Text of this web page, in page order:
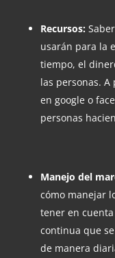
Recursos:
usarán para la
tiempo, el
las personas.
en google o
personas
Manejo del
cómo manejar
tener en
continua que
de manera